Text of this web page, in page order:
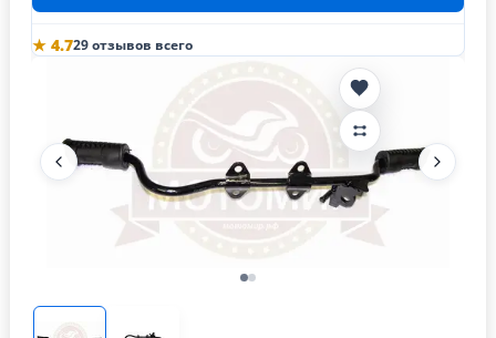
★ 4.729 отзывов всего